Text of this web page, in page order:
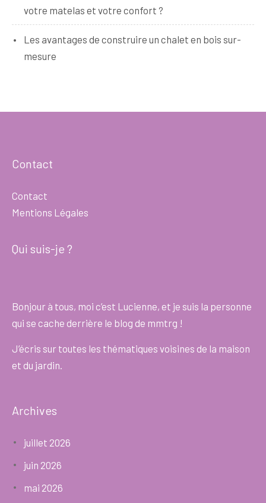
votre matelas et votre confort ?
Les avantages de construire un chalet en bois sur-
mesure
Contact
Contact
Mentions Légales
Qui suis-je ?
Bonjour à tous, moi c’est Lucienne, et je suis la personne
qui se cache derrière le blog de mmtrg !
J’écris sur toutes les thématiques voisines de la maison
et du jardin.
Archives
juillet 2026
juin 2026
mai 2026